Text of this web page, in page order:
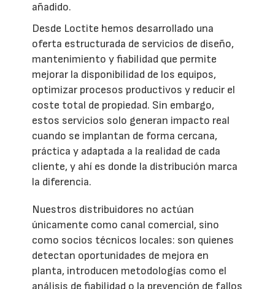
añadido.
Desde Loctite hemos desarrollado una
oferta estructurada de servicios de diseño,
mantenimiento y fiabilidad que permite
mejorar la disponibilidad de los equipos,
optimizar procesos productivos y reducir el
coste total de propiedad. Sin embargo,
estos servicios solo generan impacto real
cuando se implantan de forma cercana,
práctica y adaptada a la realidad de cada
cliente, y ahí es donde la distribución marca
la diferencia.
Nuestros distribuidores no actúan
únicamente como canal comercial, sino
como socios técnicos locales: son quienes
detectan oportunidades de mejora en
planta, introducen metodologías como el
análisis de fiabilidad o la prevención de fallos